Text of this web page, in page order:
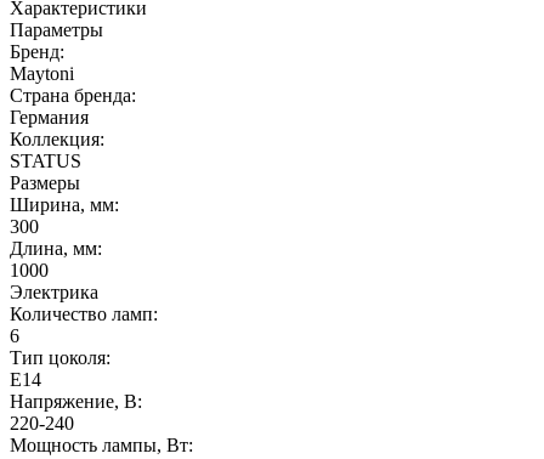
Характеристики
Параметры
Бренд:
Maytoni
Страна бренда:
Германия
Коллекция:
STATUS
Размеры
Ширина, мм:
300
Длина, мм:
1000
Электрика
Количество ламп:
6
Тип цоколя:
E14
Напряжение, В:
220-240
Мощность лампы, Вт: